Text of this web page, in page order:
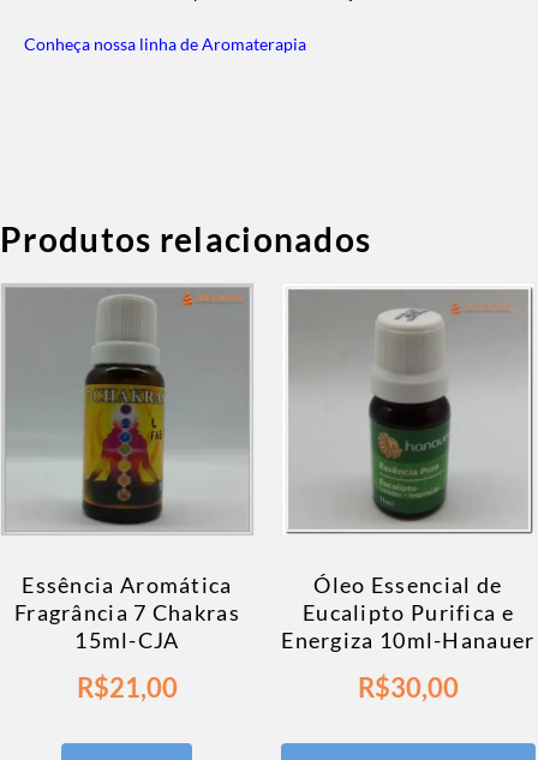
Conheça nossa linha de Aromaterapia
Produtos relacionados
Essência Aromática
Fragrância 7 Chakras
15ml-CJA
R$21,00
Óleo Essencial de
Eucalipto Purifica e
Energiza 10ml-Hanauer
R$30,00